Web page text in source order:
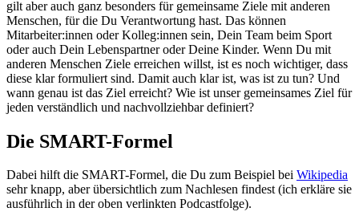
gilt aber auch ganz besonders für gemeinsame Ziele mit anderen
Menschen, für die Du Verantwortung hast. Das können
Mitarbeiter:innen oder Kolleg:innen sein, Dein Team beim Sport
oder auch Dein Lebenspartner oder Deine Kinder. Wenn Du mit
anderen Menschen Ziele erreichen willst, ist es noch wichtiger, dass
diese klar formuliert sind. Damit auch klar ist, was ist zu tun? Und
wann genau ist das Ziel erreicht? Wie ist unser gemeinsames Ziel für
jeden verständlich und nachvollziehbar definiert?
Die SMART-Formel
Dabei hilft die SMART-Formel, die Du zum Beispiel bei Wikipedia
sehr knapp, aber übersichtlich zum Nachlesen findest (ich erkläre sie
ausführlich in der oben verlinkten Podcastfolge).